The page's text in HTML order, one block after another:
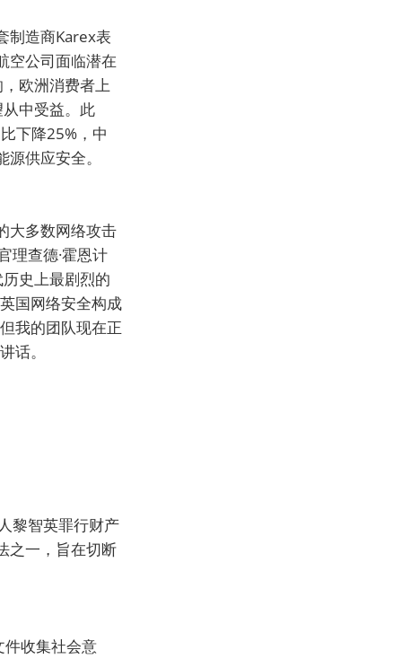
制造商Karex表
空公司面临潜在
欧洲消费者上
中受益。此
下降25%，中
供应安全。
大多数网络攻击
理查德·霍恩计
史上最剧烈的
国网络安全构成
我的团队现在正
话。
黎智英罪行财产
之一，旨在切断
件收集社会意